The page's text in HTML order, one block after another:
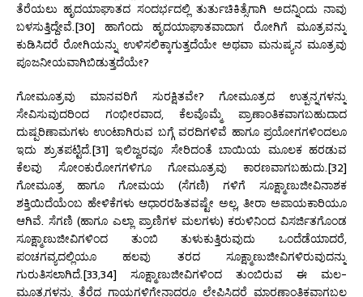
ತೆರೆಯಲು ಹೃದಯಾಘಾತದ ಸಂದರ್ಭದಲ್ಲಿ ತುರ್ತುಚಿಕಿತ್ಸೆಗಾಗಿ ಅದನ್ನಿಂದು ನಾವು
ಬಳಸುತ್ತಿದ್ದೇವೆ.[30] ಹಾಗೆಂದು ಹೃದಯಾಘಾತವಾದಾಗ ರೋಗಿಗೆ ಮೂತ್ರವನ್ನು
ಕುಡಿಸಿದರೆ ರೋಗಿಯನ್ನು ಉಳಿಸಲಿಕ್ಕಾಗುತ್ತದೆಯೇ ಅಥವಾ ಮನುಷ್ಯನ ಮೂತ್ರವು
ಪೂಜನೀಯವಾಗಿಬಿಡುತ್ತದೆಯೇ?
ಗೋಮೂತ್ರವು ಮಾನವರಿಗೆ ಸುರಕ್ಷಿತವೇ? ಗೋಮೂತ್ರದ ಉತ್ಪನ್ನಗಳನ್ನು
ಸೇವಿಸುವುದರಿಂದ ಗಂಭೀರವಾದ, ಕೆಲವೊಮ್ಮೆ ಪ್ರಾಣಾಂತಿಕವಾಗಬಹುದಾದ
ದುಷ್ಪರಿಣಾಮಗಳು ಉಂಟಾಗಿರುವ ಬಗ್ಗೆ ವರದಿಗಳಿವೆ ಹಾಗೂ ಪ್ರಯೋಗಗಳಿಂದಲೂ
ಇದು ಶ್ರುತಪಟ್ಟಿದೆ.[31] ಇಲಿಜ್ವರವೂ ಸೇರಿದಂತೆ ಬಾಯಿಯ ಮೂಲಕ ಹರಡುವ
ಕೆಲವು ಸೋಂಕುರೋಗಗಳಿಗೂ ಗೋಮೂತ್ರವು ಕಾರಣವಾಗಬಹುದು.[32]
ಗೋಮೂತ್ರ ಹಾಗೂ ಗೋಮಯ (ಸೆಗಣಿ) ಗಳಿಗೆ ಸೂಕ್ಷ್ಮಾಣುಜೀವಿನಾಶಕ
ಶಕ್ತಿಯಿದೆಯೆಂಬ ಹೇಳಿಕೆಗಳು ಆಧಾರರಹಿತವಷ್ಟೇ ಅಲ್ಲ, ತೀರಾ ಅಪಾಯಕಾರಿಯೂ
ಆಗಿವೆ. ಸೆಗಣಿ (ಹಾಗೂ ಎಲ್ಲಾ ಪ್ರಾಣಿಗಳ ಮಲಗಳು) ಕರುಳಿನಿಂದ ವಿಸರ್ಜಿತಗೊಂಡ
ಸೂಕ್ಷ್ಮಾಣುಜೀವಿಗಳಿಂದ ತುಂಬಿ ತುಳುಕುತ್ತಿರುವುದು ಒಂದೆಡೆಯಾದರೆ,
ಪಂಚಗವ್ಯದಲ್ಲಿಯೂ ಹಲವು ತರದ ಸೂಕ್ಷ್ಮಾಣುಜೀವಿಗಳಿರುವುದನ್ನು
ಗುರುತಿಸಲಾಗಿದೆ.[33,34] ಸೂಕ್ಷ್ಮಾಣುಜೀವಿಗಳಿಂದ ತುಂಬಿರುವ ಈ ಮಲ-
ಮೂತ್ರಗಳನ್ನು ತೆರೆದ ಗಾಯಗಳಿಗೇನಾದರೂ ಲೇಪಿಸಿದರೆ ಮಾರಣಾಂತಿಕವಾಗಬಲ್ಲ